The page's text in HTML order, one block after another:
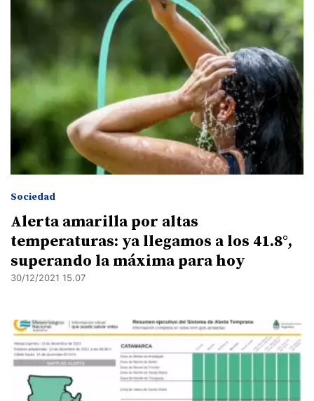
Sociedad
Alerta amarilla por altas
temperaturas: ya llegamos a los 41.8°,
superando la máxima para hoy
30/12/2021 15.07